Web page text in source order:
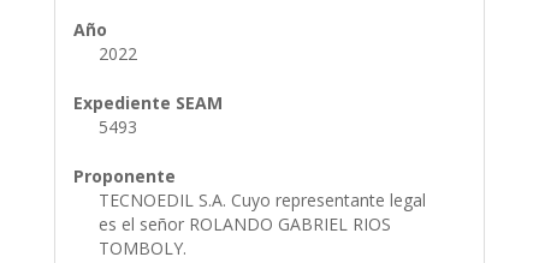
Año
2022
Expediente SEAM
5493
Proponente
TECNOEDIL S.A. Cuyo representante legal
es el señor ROLANDO GABRIEL RIOS
TOMBOLY.